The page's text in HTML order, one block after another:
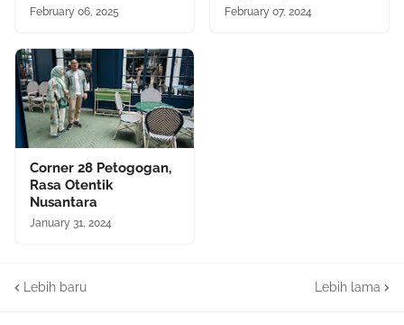
February 06, 2025 February 07, 2024
Corner 28 Petogogan,
Rasa Otentik
Nusantara
January 31, 2024
Lebih baru Lebih lama